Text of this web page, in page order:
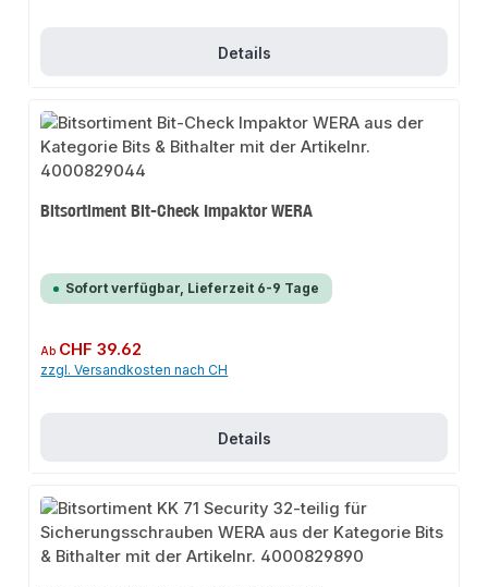
Details
Bitsortiment Bit-Check Impaktor WERA
Sofort verfügbar, Lieferzeit 6-9 Tage
Regulärer Preis:
Ab CHF 39.62
zzgl. Versandkosten nach CH
Details